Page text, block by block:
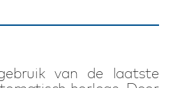
van de laatste